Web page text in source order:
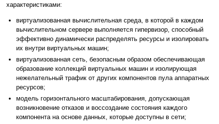
характеристиками:
виртуализованная вычислительная среда, в которой в каждом
вычислительном сервере выполняется гипервизор, способный
эффективно динамически распределять ресурсы и изолировать
их внутри виртуальных машин;
виртуализованная сеть, безопасным образом обеспечивающая
образование коллекций виртуальных машин и изолирующая
нежелательный трафик от других компонентов пула аппаратных
ресурсов;
модель горизонтального масштабирования, допускающая
возникновение отказов и воссоздание состояния каждого
компонента на основе данных, которые доступны в сети;